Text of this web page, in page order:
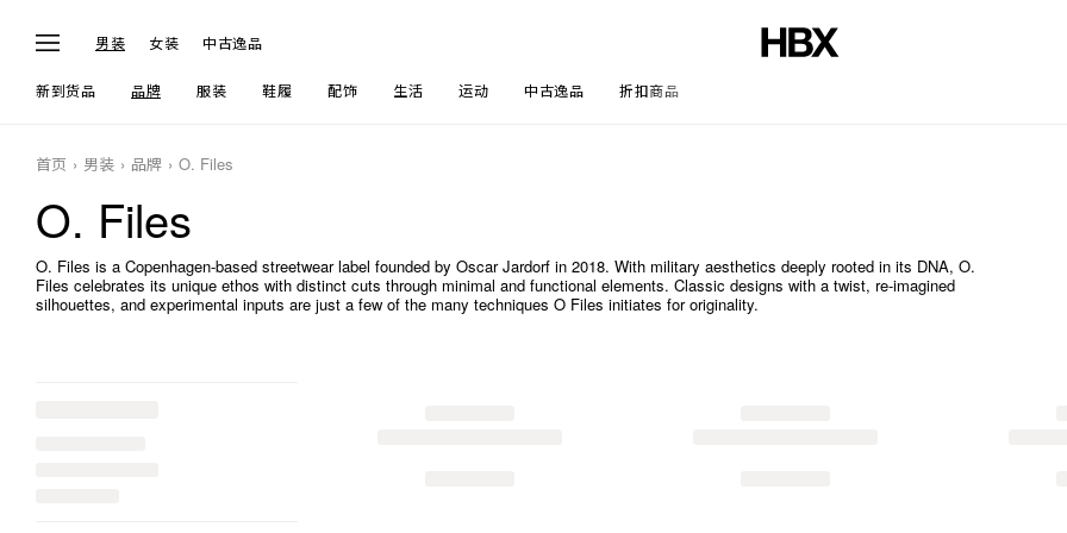
男装 女装 中古逸品
新到货品 品牌 服装 鞋履 配饰 生活 运动 中古逸品 折扣商品
首页 男装 品牌 O. Files
O. Files
O. Files is a Copenhagen-based streetwear label founded by Oscar Jardorf in 2018. With military aesthetics deeply rooted in its DNA, O.
Files celebrates its unique ethos with distinct cuts through minimal and functional elements. Classic designs with a twist, re-imagined
silhouettes, and experimental inputs are just a few of the many techniques O Files initiates for originality.